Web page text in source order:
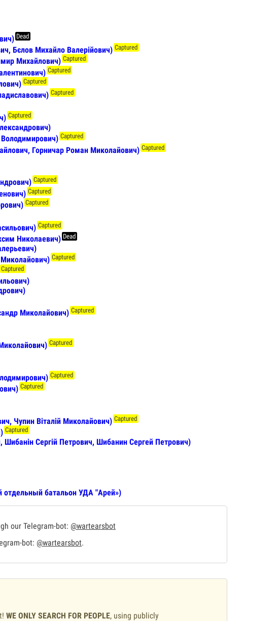
Dead
Бєлов Михайло Валерійович) Captured
Михайлович) Captured
Captured
Captured
Captured
Captured
Captured
Горничар Роман Миколайович) Captured
Captured
Captured
Captured
Captured
Николаевич) Dead
Captured
Captured
Миколайович) Captured
Captured
Captured
Captured
Чупин Віталій Миколайович) Captured
Captured
Сергій Петрович, Шибанин Сергей Петрович)
батальон УДА "Арей»)
our Telegram-bot: @wartearsbot
bot: @wartearsbot.
WE ONLY SEARCH FOR PEOPLE, using publicly